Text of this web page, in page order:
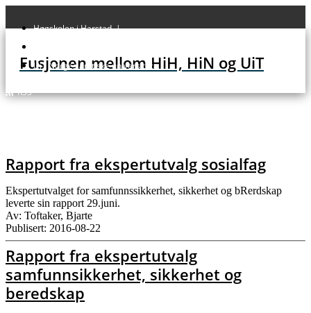
Høgskolen i Harstad |
UiT Norges arktiske universitet
RSS
Fusjonen mellom HiH, HiN og UiT
Rapport fra ekspertutvalg sosialfag
Ekspertutvalget for samfunnssikkerhet, sikkerhet og bRerdskap
leverte sin rapport 29.juni.
Av: Toftaker, Bjarte
Publisert: 2016-08-22
Rapport fra ekspertutvalg
samfunnsikkerhet, sikkerhet og
beredskap